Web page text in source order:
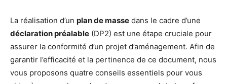
La réalisation d’un plan de masse dans le cadre d’une
déclaration préalable (DP2) est une étape cruciale pour
assurer la conformité d’un projet d’aménagement. Afin de
garantir l’efficacité et la pertinence de ce document, nous
vous proposons quatre conseils essentiels pour vous